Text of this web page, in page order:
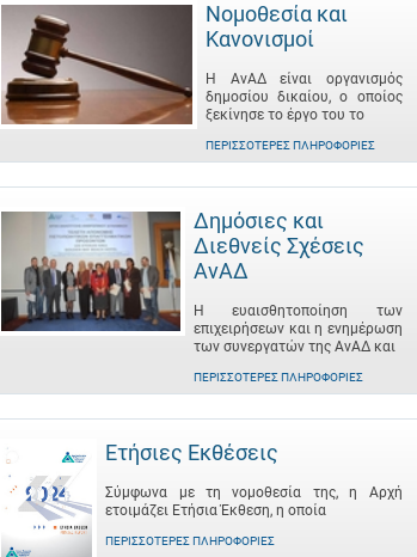
Νομοθεσία και
Κανονισμοί
Η ΑνΑΔ είναι οργανισμός
δημοσίου δικαίου, ο οποίος
ξεκίνησε το έργο του το
ΠΕΡΙΣΣΌΤΕΡΕΣ ΠΛΗΡΟΦΟΡΊΕΣ
Δημόσιες και
Διεθνείς Σχέσεις
ΑνΑΔ
Η ευαισθητοποίηση των
επιχειρήσεων και η ενημέρωση
των συνεργατών της ΑνΑΔ και
ΠΕΡΙΣΣΌΤΕΡΕΣ ΠΛΗΡΟΦΟΡΊΕΣ
Ετήσιες Εκθέσεις
Σύμφωνα με τη νομοθεσία της, η Αρχή
ετοιμάζει Ετήσια Έκθεση, η οποία
ΠΕΡΙΣΣΌΤΕΡΕΣ ΠΛΗΡΟΦΟΡΊΕΣ